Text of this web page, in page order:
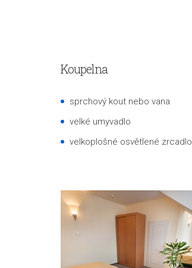
Koupelna
sprchový kout nebo vana
velké umyvadlo
velkoplošné osvětlené zrcadlo